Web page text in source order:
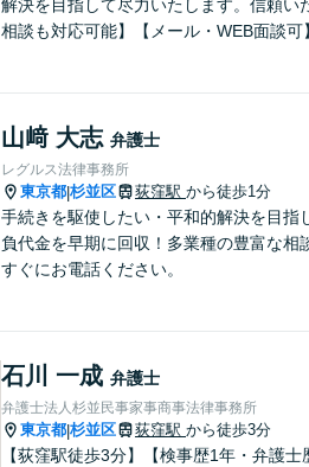
解決を目指して尽力いたします。信頼い
相談も対応可能】【メール・WEB面談可】
山﨑 大志 弁護士
レグルス法律事務所
東京都|杉並区 荻窪駅 から徒歩1分
手続きを駆使したい・平和的解決を目
負代金を早期に回収！多業種の豊富な
すぐにお電話ください。
石川 一成 弁護士
弁護士法人杉並民事家事商事法律事務所
東京都|杉並区 荻窪駅 から徒歩3分
【荻窪駅徒歩3分】【検事歴1年・弁護